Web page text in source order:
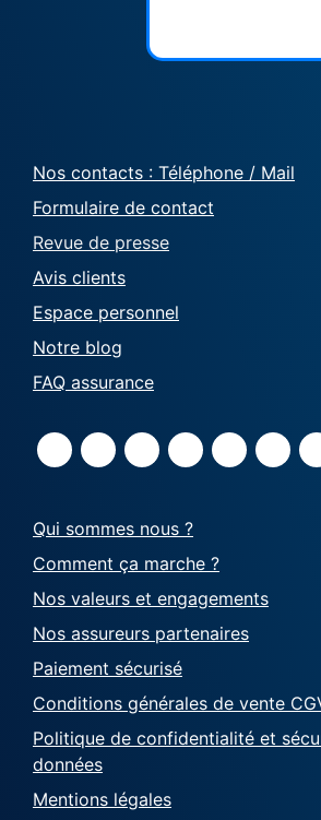
Nos contacts : Téléphone / Mail
Formulaire de contact
Revue de presse
Avis clients
Espace personnel
Notre blog
FAQ assurance
Qui sommes nous ?
Comment ça marche ?
Nos valeurs et engagements
Nos assureurs partenaires
Paiement sécurisé
Conditions générales de vente
Politique de confidentialité et
données
Mentions légales